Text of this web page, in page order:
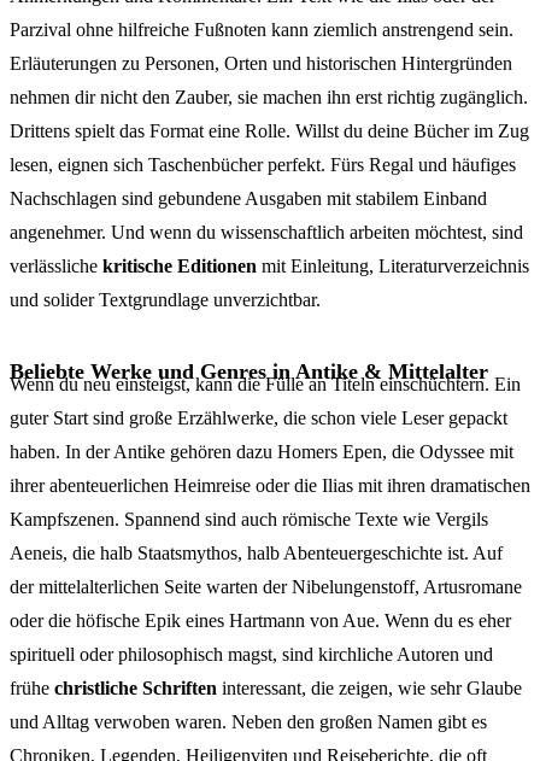
Parzival ohne hilfreiche Fußnoten kann ziemlich anstrengend sein.
Erläuterungen zu Personen, Orten und historischen Hintergründen
nehmen dir nicht den Zauber, sie machen ihn erst richtig zugänglich.
Drittens spielt das Format eine Rolle. Willst du deine Bücher im Zug
lesen, eignen sich Taschenbücher perfekt. Fürs Regal und häufiges
Nachschlagen sind gebundene Ausgaben mit stabilem Einband
angenehmer. Und wenn du wissenschaftlich arbeiten möchtest, sind
verlässliche kritische Editionen mit Einleitung, Literaturverzeichnis
und solider Textgrundlage unverzichtbar.
Beliebte Werke und Genres in Antike & Mittelalter
Wenn du neu einsteigst, kann die Fülle an Titeln einschüchtern. Ein
guter Start sind große Erzählwerke, die schon viele Leser gepackt
haben. In der Antike gehören dazu Homers Epen, die Odyssee mit
ihrer abenteuerlichen Heimreise oder die Ilias mit ihren dramatischen
Kampfszenen. Spannend sind auch römische Texte wie Vergils
Aeneis, die halb Staatsmythos, halb Abenteuergeschichte ist. Auf
der mittelalterlichen Seite warten der Nibelungenstoff, Artusromane
oder die höfische Epik eines Hartmann von Aue. Wenn du es eher
spirituell oder philosophisch magst, sind kirchliche Autoren und
frühe christliche Schriften interessant, die zeigen, wie sehr Glaube
und Alltag verwoben waren. Neben den großen Namen gibt es
Chroniken, Legenden, Heiligenviten und Reiseberichte, die oft